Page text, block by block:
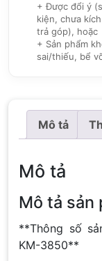
+ Được đổi ý
kiện, chưa
trả góp), hoặc
+ Sản phẩm
sai/thiếu, bể
Mô tả
Mô tả
Mô tả sản
**Thông số
KM-3850**